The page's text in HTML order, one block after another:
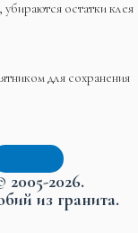
остатки клея
для сохранения
2005-2026.
из гранита.